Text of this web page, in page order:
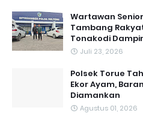
‎Wartawan
Tambang
Tonakodi
Juli 23, 2026
Polsek Torue
Ekor Ayam,
Diamankan
Agustus 01, 2026